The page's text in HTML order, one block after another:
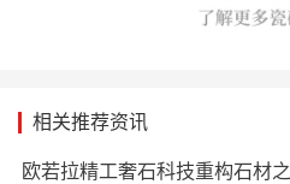
相关推荐资讯
欧若拉精工奢石科技重构石材之